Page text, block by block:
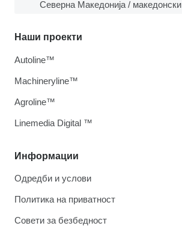
Северна Македонија / македонски
Информации
Одредби и услови
Политика на приватност
Совети за безбедност
Наши проекти
Autoline™
Machineryline™
Agroline™
Linemedia Digital ™